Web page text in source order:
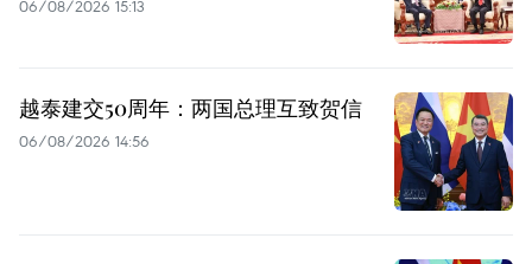
06/08/2026 15:13
越泰建交50周年：两国总理互致贺信
06/08/2026 14:56